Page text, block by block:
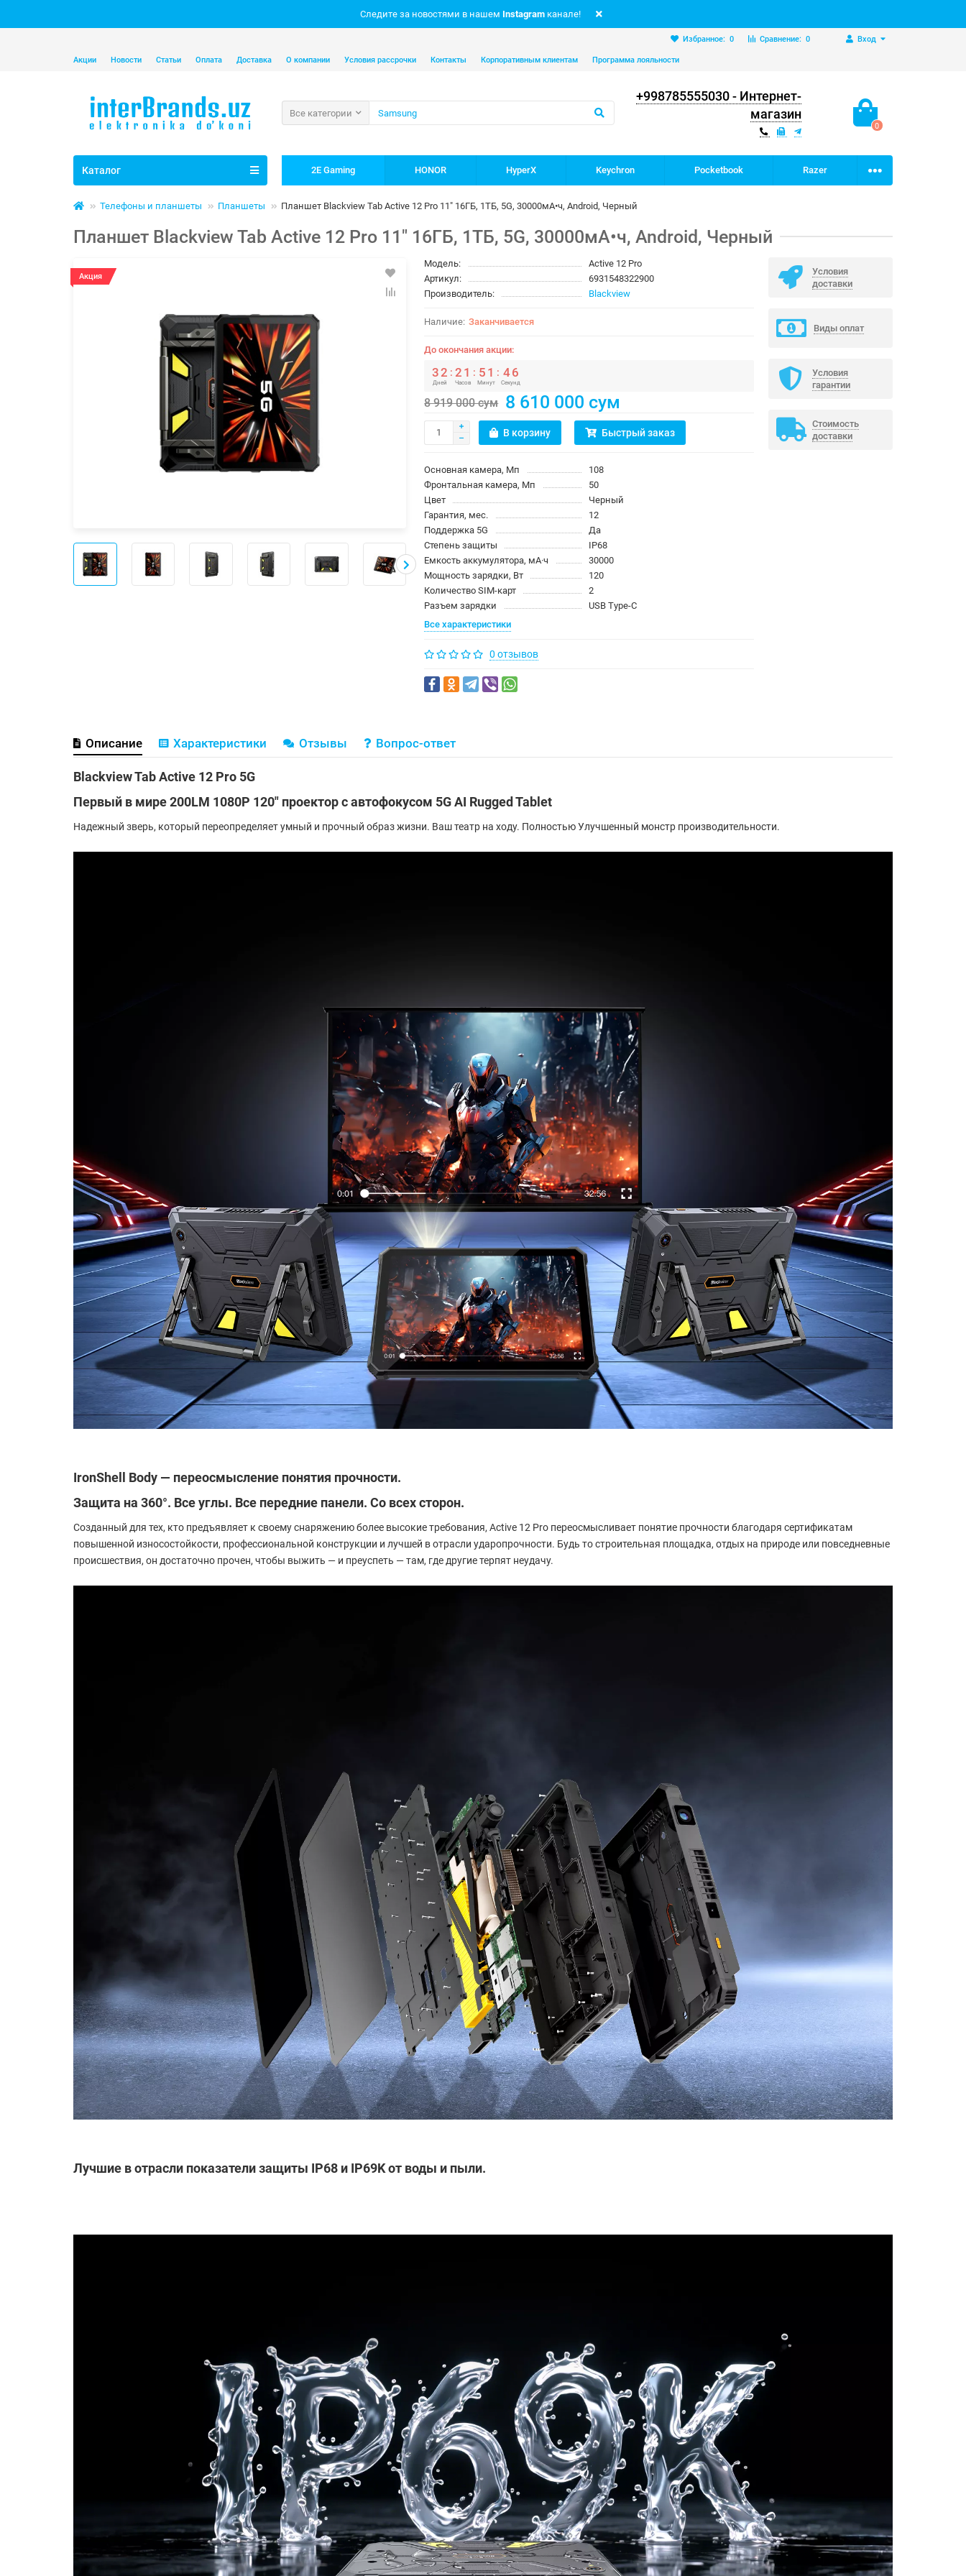
Следите за новостями в нашем Instagram канале!
Вход
Сравнение: 0
Избранное: 0
Акции Новости Статьи Оплата Доставка О компании Условия рассрочки Контакты Корпоративным клиентам Программа лояльности
+998785555030 - Интернет-
магазин
0
Все категории
Каталог 2E Gaming HONOR HyperX Keychron Pocketbook Razer
Телефоны и планшеты Планшеты Планшет Blackview Tab Active 12 Pro 11" 16ГБ, 1ТБ, 5G, 30000мА•ч, Android, Черный
Планшет Blackview Tab Active 12 Pro 11" 16ГБ, 1ТБ, 5G, 30000мА•ч, Android, Черный
Акция
Модель:
Active 12 Pro
Артикул:
6931548322900
Производитель:
Blackview
Заканчивается
До окончания акции:
32
Дней
: 2 1
Часов
: 5 1
Минут
: 44
Секунд
8 919 000 сум 8 610 000 сум
В корзину Быстрый заказ
Основная камера, Мп
108
Фронтальная камера, Мп
50
Цвет
Черный
Гарантия, мес.
12
Поддержка 5G
Да
Степень защиты
IP68
Емкость аккумулятора, мА·ч
30000
Мощность зарядки, Вт
120
Количество SIM-карт
2
Разъем зарядки
USB Type-C
Все характеристики
0 отзывов
Условия
доставки
Виды оплат
Условия
гарантии
Стоимость
доставки
Описание Характеристики Отзывы Вопрос-ответ
Blackview TabActive 12 Pro 5G
Первый в мире 200LM 1080P 120″ проектор с автофокусом 5G AI Rugged Tablet
Надежный зверь, который переопределяет умный и прочный образ жизни. Ваш театр на ходу. Полностью Улучшенный монстр производительности.
IronShell Body — переосмысление понятия прочности.
Защита на 360°. Все углы. Все передние панели. Со всех сторон.
Созданный для тех, кто предъявляет к своему снаряжению более высокие требования, Active 12 Pro переосмысливает понятие прочности благодаря сертификатам
повышенной износостойкости, профессиональной конструкции и лучшей в отрасли ударопрочности. Будь то строительная площадка, отдых на природе или повседневные
происшествия, он достаточно прочен, чтобы выжить — и преуспеть — там, где другие терпят неудачу.
Лучшие в отрасли показатели защиты IP68 и IP69K от воды и пыли.